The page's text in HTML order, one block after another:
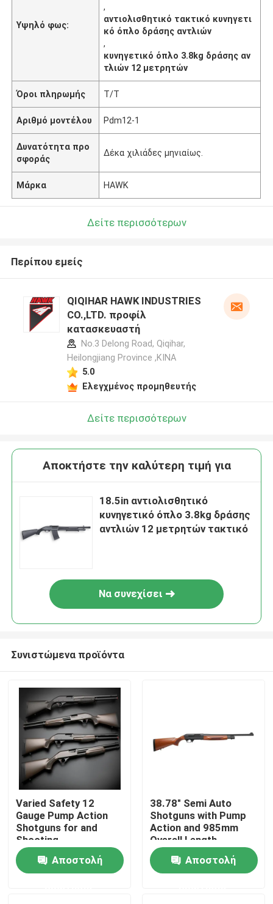
Σπίτι
Προϊόντα
Υψηλό φως:
,
αντιολισθητικό τακτικό κυνηγετι
κό όπλο δράσης αντλιών
,
κυνηγετικό όπλο 3.8kg δράσης αν
τλιών 12 μετρητών
Όροι πληρωμής T/T
Αριθμό μοντέλου Pdm12-1
Δυνατότητα προ
σφοράς
Δέκα χιλιάδες μηνιαίως.
Μάρκα HAWK
Δείτε περισσότερων
Περίπου εμείς
QIQIHAR HAWK INDUSTRIES
CO.,LTD. προφίλ
κατασκευαστή
No.3 Delong Road, Qiqihar,
Heilongjiang Province ,ΚΙΝΑ
5.0
Ελεγχμένος προμηθευτής
Δείτε περισσότερων
Αποκτήστε την καλύτερη τιμή για
18.5in αντιολισθητικό
κυνηγετικό όπλο 3.8kg δράσης
αντλιών 12 μετρητών τακτικό
Να συνεχίσει
Συνιστώμενα προϊόντα
Varied Safety 12
Gauge Pump Action
Shotguns for and
Shooting
Performance
Αποστολή
38.78" Semi Auto
Shotguns with Pump
Action and 985mm
Overall Length
Αποστολή